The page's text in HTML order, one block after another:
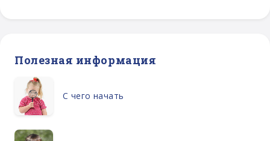
Полезная информация
С чего начать